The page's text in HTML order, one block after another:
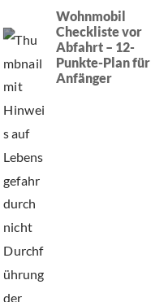
Wohnmobil
Checkliste vor
Abfahrt – 12-
Punkte-Plan für
Anfänger